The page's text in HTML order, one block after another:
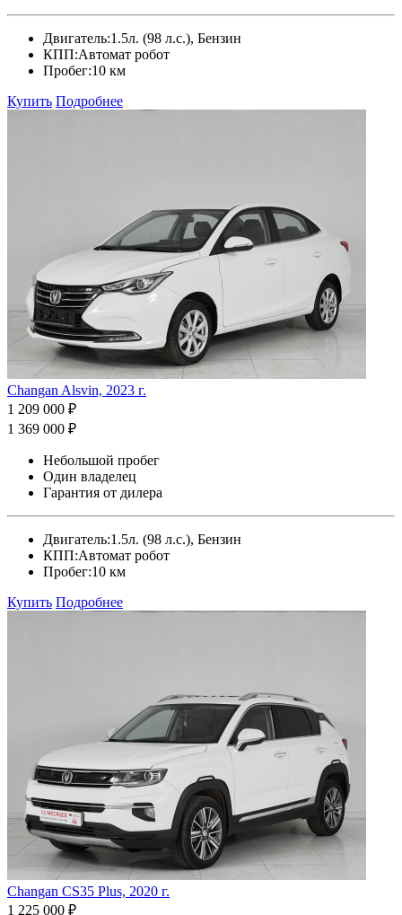
Двигатель:1.5л. (98 л.с.), Бензин
КПП:Автомат робот
Пробег:10 км
Купить Подробнее
Changan Alsvin, 2023 г.
1 209 000 ₽
1 369 000 ₽
Небольшой пробег
Один владелец
Гарантия от дилера
Двигатель:1.5л. (98 л.с.), Бензин
КПП:Автомат робот
Пробег:10 км
Купить Подробнее
Changan CS35 Plus, 2020 г.
1 225 000 ₽